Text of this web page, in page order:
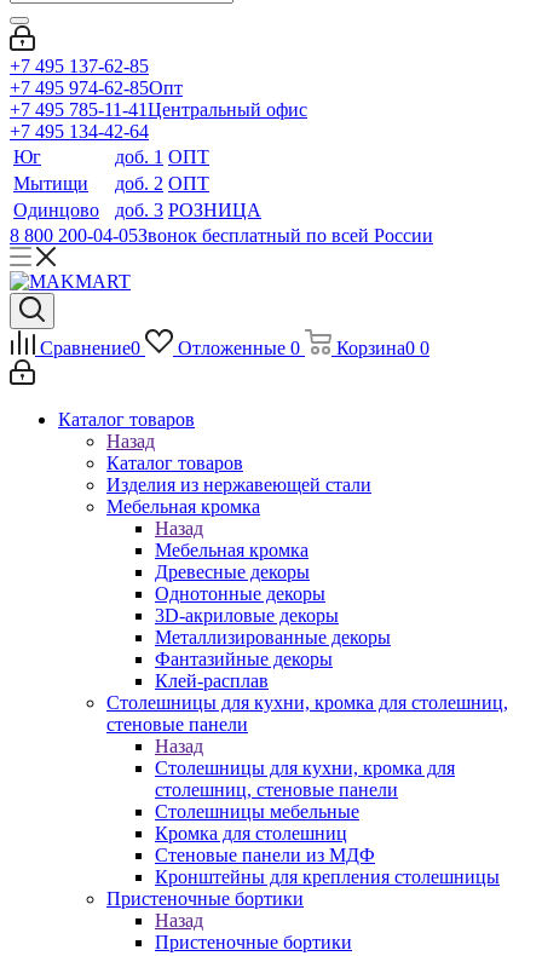
+7 495 137-62-85
+7 495 974-62-85Опт
+7 495 785-11-41Центральный офис
+7 495 134-42-64
Юг
доб. 1 ОПТ
Мытищи
доб. 2 ОПТ
Одинцово
доб. 3 РОЗНИЦА
8 800 200-04-05Звонок бесплатный по всей России
Сравнение0 Отложенные 0 Корзина0 0
Каталог товаров
Назад
Каталог товаров
Изделия из нержавеющей стали
Мебельная кромка
Назад
Мебельная кромка
Древесные декоры
Однотонные декоры
3D-акриловые декоры
Металлизированные декоры
Фантазийные декоры
Клей-расплав
Столешницы для кухни, кромка для столешниц,
стеновые панели
Назад
Столешницы для кухни, кромка для
столешниц, стеновые панели
Столешницы мебельные
Кромка для столешниц
Стеновые панели из МДФ
Кронштейны для крепления столешницы
Пристеночные бортики
Назад
Пристеночные бортики